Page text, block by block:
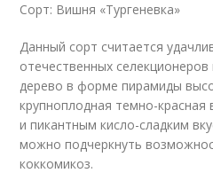
Сорт: Вишня «Тургеневка»
Данный сорт считается
отечественных
дерево в форме пирамиды
крупноплодная темно-
и пикантным кисло-сладким
можно подчеркнуть
коккомикоз.